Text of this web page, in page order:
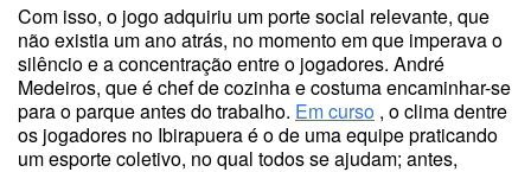
Com isso, o jogo adquiriu um porte social relevante, que
não existia um ano atrás, no momento em que imperava o
silêncio e a concentração entre o jogadores. André
Medeiros, que é chef de cozinha e costuma encaminhar-se
para o parque antes do trabalho. Em curso , o clima dentre
os jogadores no Ibirapuera é o de uma equipe praticando
um esporte coletivo, no qual todos se ajudam; antes,